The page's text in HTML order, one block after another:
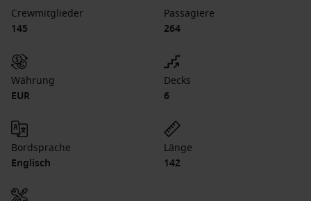
Crewmitglieder
145
Passagiere
264
Währung
EUR
Decks
6
Bordsprache
Englisch
Länge
142